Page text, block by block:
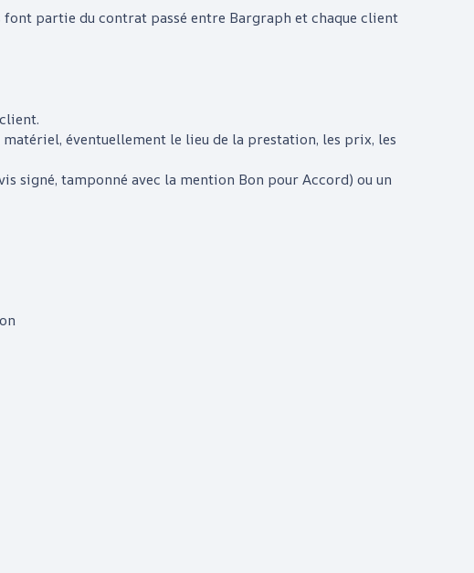
font partie du contrat passé entre Bargraphet chaque client
éventuellement le lieu de la prestation, les prix, les
signé, tamponné avec la mention Bon pour Accord) ou un